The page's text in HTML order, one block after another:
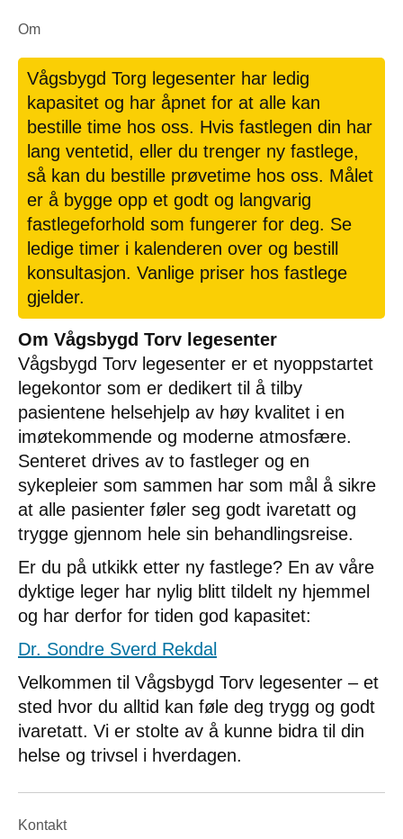
Om
Vågsbygd Torg legesenter har ledig
kapasitet og har åpnet for at alle kan
bestille time hos oss. Hvis fastlegen din har
lang ventetid, eller du trenger ny fastlege,
så kan du bestille prøvetime hos oss. Målet
er å bygge opp et godt og langvarig
fastlegeforhold som fungerer for deg. Se
ledige timer i kalenderen over og bestill
konsultasjon. Vanlige priser hos fastlege
gjelder.
Om Vågsbygd Torv legesenter
Vågsbygd Torv legesenter er et nyoppstartet
legekontor som er dedikert til å tilby
pasientene helsehjelp av høy kvalitet i en
imøtekommende og moderne atmosfære.
Senteret drives av to fastleger og en
sykepleier som sammen har som mål å sikre
at alle pasienter føler seg godt ivaretatt og
trygge gjennom hele sin behandlingsreise.
Er du på utkikk etter ny fastlege? En av våre
dyktige leger har nylig blitt tildelt ny hjemmel
og har derfor for tiden god kapasitet:
Dr. Sondre Sverd Rekdal
Velkommen til Vågsbygd Torv legesenter – et
sted hvor du alltid kan føle deg trygg og godt
ivaretatt. Vi er stolte av å kunne bidra til din
helse og trivsel i hverdagen.
Kontakt